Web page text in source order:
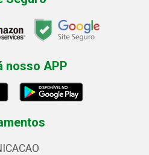
nosso APP